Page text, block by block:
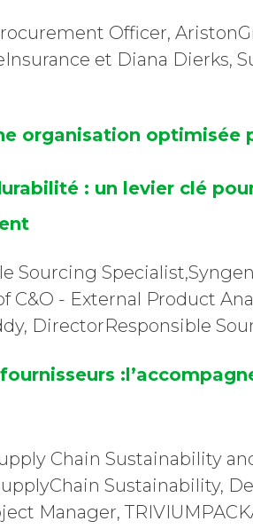
Officer,
et Diana Dierks,
organisation optimisée
: un levier clé
Sourcing
C&O - External Product
DirectorResponsible
Chain Sustainability
Sustainability,
Manager,